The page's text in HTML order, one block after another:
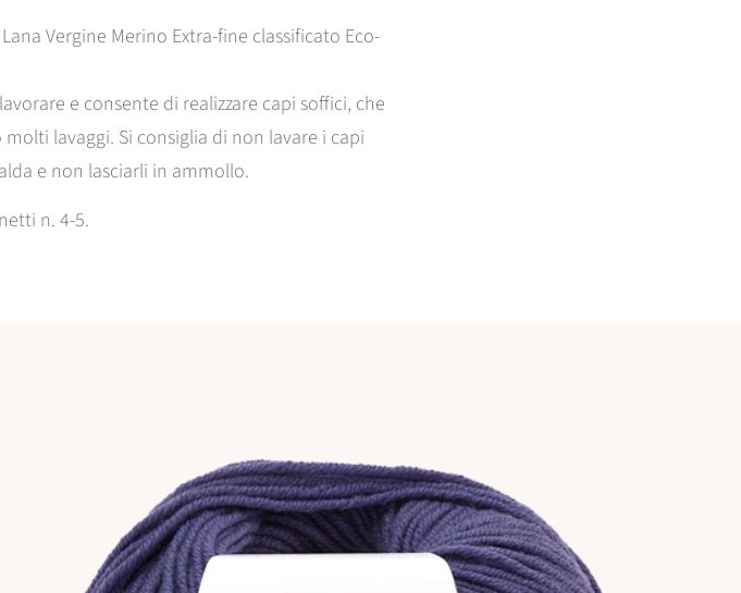
Vergine Merino Extra-fine classificato Eco-
e consente di realizzare capi soffici, che
lavaggi. Si consiglia di non lavare i capi
e non lasciarli in ammollo.
n. 4-5.